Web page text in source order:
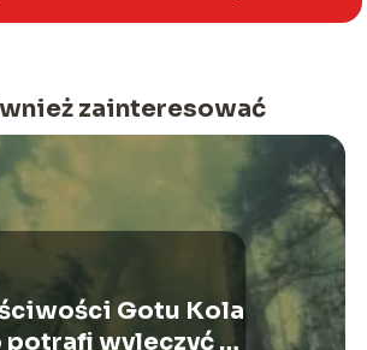
zainteresować
Gotu Kola
potrafi wyleczyć ta